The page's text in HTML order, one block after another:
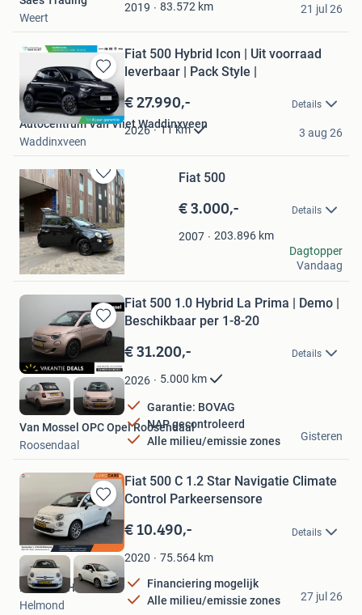
2019 83.572 km
Weert
21 jul 26
Bewaren
in
Mijn
Favorieten
Fiat 500 Hybrid Icon | Uit voorraad
leverbaar | Pack Style |
€ 27.990,- Details
2026 11km
Autocentrum Van Vliet Waddinxveen
Waddinxveen
3 aug 26
Bewaren
in
Mijn
Favorieten
Fiat 500
€ 3.000,- Details
2007 203.896 km
Noah
Amsterdam
Dagtopper
Vandaag
Bewaren
in
Mijn
Favorieten
Fiat 500 1.0 Hybrid La Prima | Demo |
Beschikbaar per 1-8-20
€ 31.200,- Details
2026 5.000 km
Garantie: BOVAG
NAP gecontroleerd
Alle milieu/emissie zones
Van Mossel OPC Opel Roosendaal
Roosendaal
Gisteren
Bewaren
in
Mijn
Favorieten
Fiat 500 C 1.2 Star Navigatie Climate
Control Parkeersensore
€ 10.490,- Details
2020 75.564 km
Financiering mogelijk
Alle milieu/emissie zones
Eurocars Helmond
Helmond
27 jul 26